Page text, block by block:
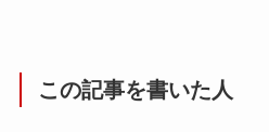
この記事を書いた人